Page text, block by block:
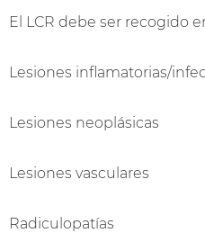
El LCR debe ser recogido
Lesiones inflamatorias/
Lesiones neoplásicas
Lesiones vasculares
Radiculopatías